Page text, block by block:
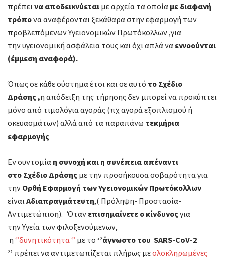
πρέπει να αποδεικνύεται με αρχεία τα οποία µε διαφανή
τρόπονα αναφέρονται ξεκάθαρα στην εφαρμογή των
προβλεπόμενων Υγειονομικών Πρωτόκολλων ,για
την υγειονομική ασφάλεια τους και όχι απλά να εννοούνται
(έμμεση αναφορά).
Όπως σε κάθε σύστημα έτσι και σε αυτό το Σχέδιο
Δράσης ,η απόδειξη της τήρησης δεν μπορεί να προκύπτει
μόνο από τιμολόγια αγοράς (πχ αγορά εξοπλισμού ή
σκευασμάτων) αλλά από τα παραπάνω τεκμήρια
εφαρμογής
Εν συντομία η συνοχή και η συνέπεια απέναντι
στο Σχέδιο Δράσης με την προσήκουσα σοβαρότητα για
την Ορθή Εφαρμογή των Υγειονομικών Πρωτόκολλων
είναι Αδιαπραγμάτευτη,( Πρόληψη- Προστασία-
Αντιμετώπιση). Όταν επισημαίνετε ο κίνδυνοςγια
την Υγεία των φιλοξενούμενων,
η ‘’δυνητικότητα ‘’ με το ‘’άγνωστο του SARS-CoV-2
’’ πρέπει να αντιμετωπίζεται πλήρως μεολοκληρωμένες